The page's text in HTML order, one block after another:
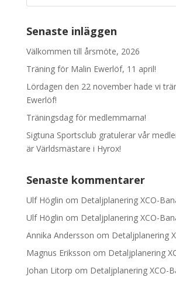
Senaste inläggen
Välkommen till årsmöte, 2026
Träning för Malin Ewerlöf, 11 april!
Lördagen den 22 november hade vi
Ewerlöf!
Träningsdag för medlemmarna!
Sigtuna Sportsclub gratulerar vår
är Världsmästare i Hyrox!
Senaste kommentarer
Ulf Höglin om Detaljplanering XCO-
Ulf Höglin om Detaljplanering XCO-
Annika Andersson om Detaljplanering
Magnus Eriksson om Detaljplanering
Johan Litorp om Detaljplanering XCO-